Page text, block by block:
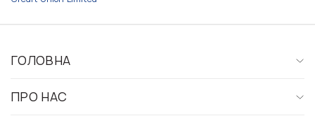
ГОЛОВНА
ПРО НАС